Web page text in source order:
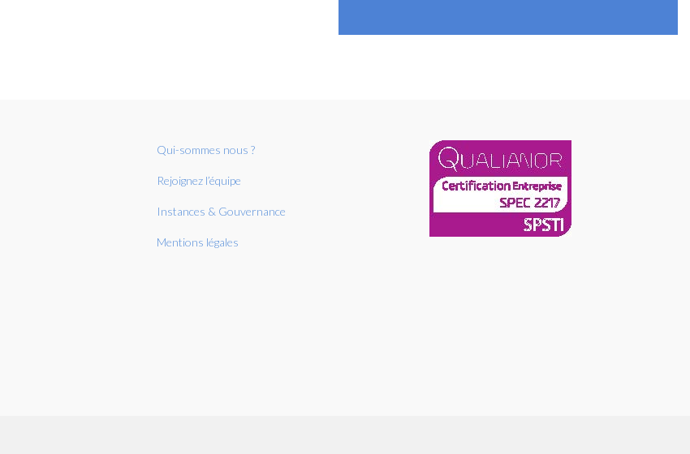
Qui-sommes nous ?
Rejoignez l’équipe
Instances & Gouvernance
Mentions légales